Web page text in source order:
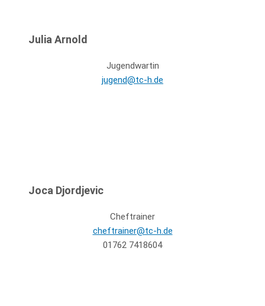
Julia Arnold
Jugendwartin
jugend@tc-h.de
Joca Djordjevic
Cheftrainer
cheftrainer@tc-h.de
01762 7418604